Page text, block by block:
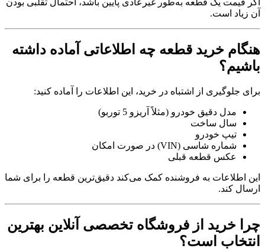
آن زیاد است.
هنگام خرید قطعه چه اطلاعاتی آماده داشته
باشیم؟
برای جلوگیری از اشتباه در خرید، این اطلاعات را آماده کنید:
مدل دقیق خودرو (مثلاً آریزو 5 توربو)
سال ساخت
تیپ خودرو
شماره شاسی (VIN) در صورت امکان
عکس قطعه قبلی
این اطلاعات به فروشنده کمک می‌کند دقیق‌ترین قطعه را برای شما
ارسال کند.
چرا خرید از فروشگاه تخصصی آنلاین بهترین
انتخاب است؟